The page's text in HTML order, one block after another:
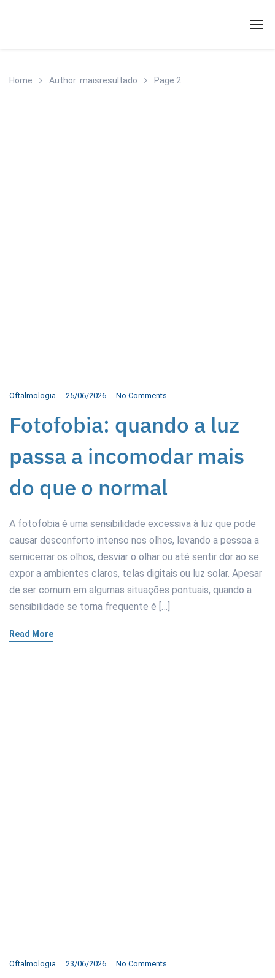
Home Author: maisresultado Page 2
Oftalmologia 25/06/2026 No Comments
Fotofobia: quando a luz
passa a incomodar mais
do que o normal
A fotofobia é uma sensibilidade excessiva à luz que pode
causar desconforto intenso nos olhos, levando a pessoa a
semicerrar os olhos, desviar o olhar ou até sentir dor ao se
expor a ambientes claros, telas digitais ou luz solar. Apesar
de ser comum em algumas situações pontuais, quando a
sensibilidade se torna frequente é […]
Read More
Oftalmologia 23/06/2026 No Comments